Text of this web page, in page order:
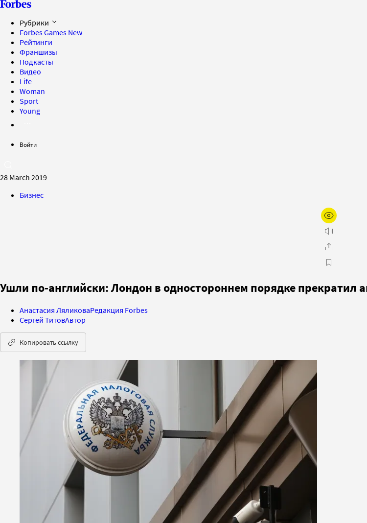
Рубрики
Forbes Games New
Рейтинги
Франшизы
Подкасты
Видео
Life
Woman
Sport
Young
Войти
28 March 2019
Бизнес
Ушли по-английски: Лондон в одностороннем порядке прекратил
Анастасия ЛяликоваРедакция Forbes
Сергей ТитовАвтор
Копировать ссылку